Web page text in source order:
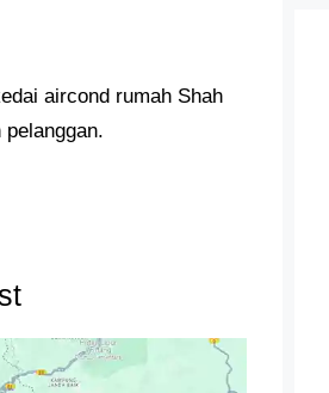
aircond rumah Shah